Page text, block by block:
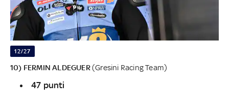
12/27
10) FERMIN ALDEGUER(Gresini Racing Team)
47 punti